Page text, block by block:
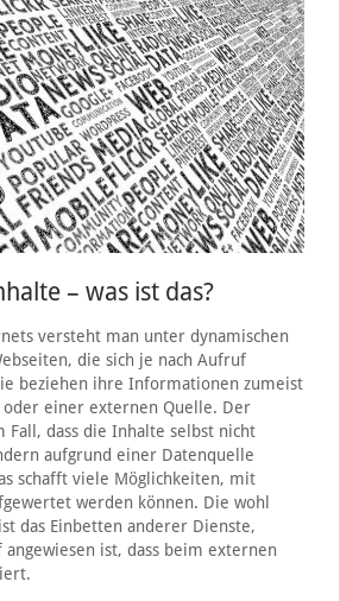
– was ist das?
versteht man unter dynamischen
die sich je nach Aufruf
beziehen ihre Informationen zumeist
oder einer externen Quelle. Der
Fall, dass die Inhalte selbst nicht
aufgrund einer Datenquelle
schafft viele Möglichkeiten, mit
werden können. Die wohl
das Einbetten anderer Dienste,
ist, dass beim externen